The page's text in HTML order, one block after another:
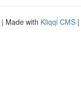
| Made with Kliqqi CMS |